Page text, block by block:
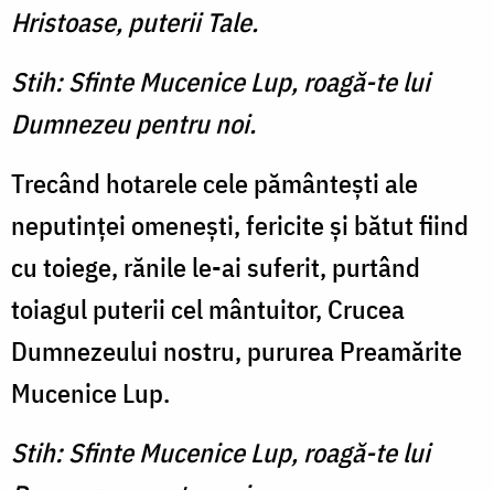
Hristoase, puterii Tale.
Stih: Sfinte Mucenice Lup, roagă-te lui
Dumnezeu pentru noi.
Trecând hotarele cele pământeşti ale
neputinţei omeneşti, fericite şi bătut fiind
cu toiege, rănile le-ai suferit, purtând
toiagul puterii cel mântuitor, Crucea
Dumnezeului nostru, pururea Preamărite
Mucenice Lup.
Stih: Sfinte Mucenice Lup, roagă-te lui